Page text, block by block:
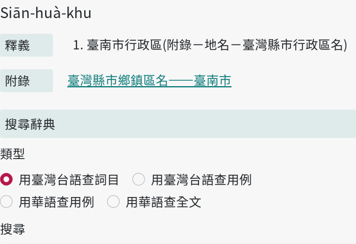
Siān-huà-khu
釋義 臺南市行政區(附錄－地名－臺灣縣市行政區名)
附錄 臺灣縣市鄉鎮區名——臺南市
搜尋辭典
類型
用臺灣台語查詞目
用臺灣台語查用例
用華語查用例
用華語查全文
搜尋